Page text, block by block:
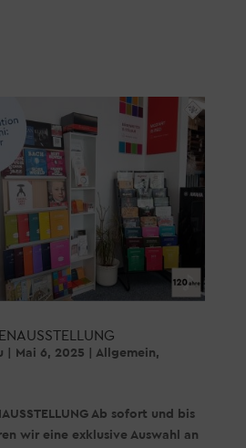
Mai 6, 2025 Allgemein,
Ab sofort und bis
wir eine exklusive Auswahl an